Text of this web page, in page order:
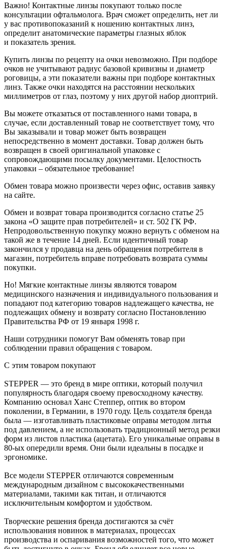
Важно! Контактные линзы покупают только после
консультации офтальмолога. Врач сможет определить, нет ли
у вас противопоказаний к ношению контактных линз,
определит анатомические параметры глазных яблок
и показатель зрения.
Купить линзы по рецепту на очки невозможно. При подборе
очков не учитывают радиус базовой кривизны и диаметр
роговицы, а эти показатели важны при подборе контактных
линз. Также очки находятся на расстоянии нескольких
миллиметров от глаз, поэтому у них другой набор диоптрий.
Вы можете отказаться от поставленного нами товара, в
случае, если доставленный товар не соответствует тому, что
Вы заказывали и товар может быть возвращен
непосредственно в момент доставки. Товар должен быть
возвращен в своей оригинальной упаковке с
сопровождающими посылку документами. Целостность
упаковки – обязательное требование!
Обмен товара можно произвести через офис, оставив заявку
на сайте.
Обмен и возврат товара производится согласно статье 25
закона «О защите прав потребителей» и ст. 502 ГК РФ.
Непродовольственную покупку можно вернуть с обменом на
такой же в течение 14 дней. Если идентичный товар
закончился у продавца на день обращения потребителя в
магазин, потребитель вправе потребовать возврата суммы
покупки.
Но! Мягкие контактные линзы являются товаром
медицинского назначения и индивидуального пользования и
попадают под категорию товаров надлежащего качества, не
подлежащих обмену и возврату согласно Постановлению
Правительства РФ от 19 января 1998 г.
Наши сотрудники помогут Вам обменять товар при
соблюдении правил обращения с товаром.
С этим товаром покупают
STEPPER — это бренд в мире оптики, который получил
популярность благодаря своему превосходному качеству.
Компанию основал Ханс Степпер, оптик во втором
поколении, в Германии, в 1970 году. Цель создателя бренда
была — изготавливать пластиковые оправы методом литья
под давлением, а не использовать традиционный метод резки
форм из листов пластика (ацетата). Его уникальные оправы в
80-ых опередили время. Они были идеальны в посадке и
эргономике.
Все модели STEPPER отличаются современным
международным дизайном с высококачественными
материалами, такими как титан, и отличаются
исключительным комфортом и удобством.
Творческие решения бренда достигаются за счёт
использования новинок в материалах, процессах
производства и оспаривания возможностей того, что может